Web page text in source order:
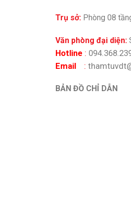
Trụ sở: Phòng 08
Văn phòng đại diện:
Hotline :
Email
:
BẢN ĐỒ CHỈ DẪN